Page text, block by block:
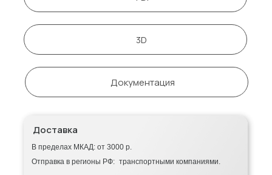
Доставка
В пределах МКАД: от 3000 р.
Отправка в регионы РФ: транспортными компаниями.
3D
Документация